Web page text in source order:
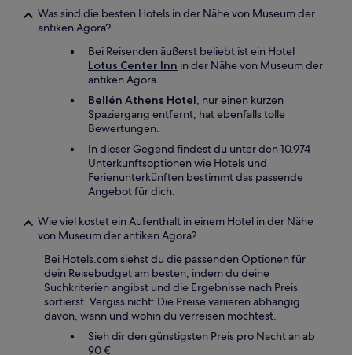
Was sind die besten Hotels in der Nähe von Museum der
antiken Agora?
Bei Reisenden äußerst beliebt ist ein Hotel
Lotus Center Inn in der Nähe von Museum der
antiken Agora.
Bellén Athens Hotel, nur einen kurzen
Spaziergang entfernt, hat ebenfalls tolle
Bewertungen.
In dieser Gegend findest du unter den 10.974
Unterkunftsoptionen wie Hotels und
Ferienunterkünften bestimmt das passende
Angebot für dich.
Wie viel kostet ein Aufenthalt in einem Hotel in der Nähe
von Museum der antiken Agora?
Bei Hotels.com siehst du die passenden Optionen für
dein Reisebudget am besten, indem du deine
Suchkriterien angibst und die Ergebnisse nach Preis
sortierst. Vergiss nicht: Die Preise variieren abhängig
davon, wann und wohin du verreisen möchtest.
Sieh dir den günstigsten Preis pro Nacht an ab
90 €